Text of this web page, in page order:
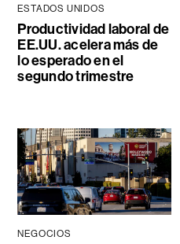
ESTADOS UNIDOS
Productividad laboral de
EE.UU. acelera más de
lo esperado en el
segundo trimestre
NEGOCIOS